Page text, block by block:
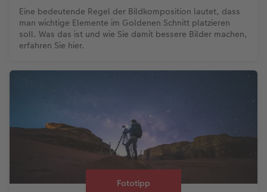
Eine bedeutende Regel der Bildkomposition lautet, dass
man wichtige Elemente im Goldenen Schnitt platzieren
soll. Was das ist und wie Sie damit bessere Bilder machen,
erfahren Sie hier.
Fototipp